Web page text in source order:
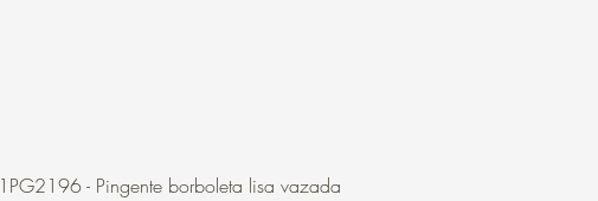
1PG2196 - Pingente borboleta lisa vazada